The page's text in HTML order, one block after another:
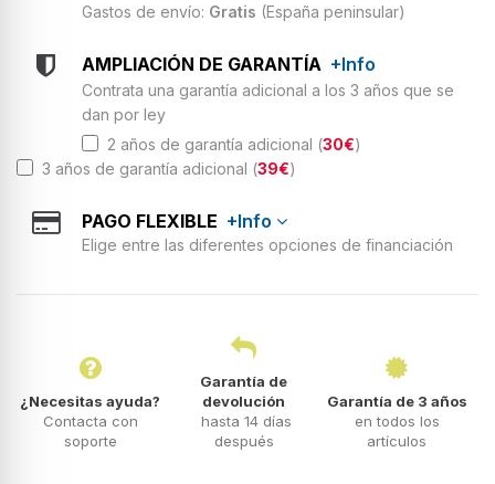
Gastos de envío: Gratis (España peninsular)
AMPLIACIÓN DE GARANTÍA +Info
Contrata una garantía adicional a los 3 años que se
dan por ley
2 años de garantía adicional (30€)
3 años de garantía adicional (39€)
PAGO FLEXIBLE +Info
Elige entre las diferentes opciones de financiación
¿Necesitas ayuda?
Contacta con
soporte
Garantía de
devolución
hasta 14 días
después
Garantía de 3 años
en todos los
artículos